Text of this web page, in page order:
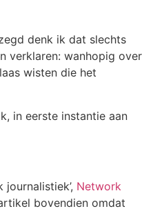
denk ik dat slechts
verklaren: wanhopig over
wisten die het
in eerste instantie aan
Network
bovendien omdat